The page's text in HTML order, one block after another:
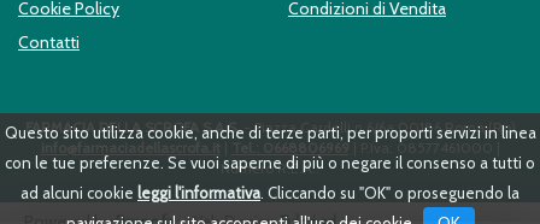
Questo sito utilizza cookie, anche di terze parti, per proporti servizi in linea
con le tue preferenze. Se vuoi saperne di più o negare il consenso a tutti o
ad alcuni cookie leggi l'informativa . Cliccando su "OK" o proseguendo la
Cookie Policy
Contatti
Condizioni di Vendita
FARMACIA DELLA SCROFA S.A.S.- Piazza Cardelli n.6/6a 00186 Roma (Ro)
info@farmaciadellascrofa.it| Tel.: 0668806969| P.Iva: 08577461000 |
Numero R.E.A.: